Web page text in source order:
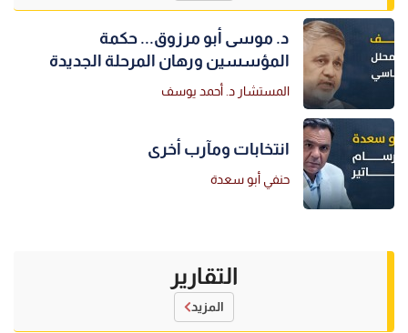
د. موسى أبو مرزوق... حكمة
المؤسسين ورهان المرحلة الجديدة
المستشار د. أحمد يوسف
انتخابات ومآرب أخرى
حنفي أبو سعدة
التقارير
المزيد